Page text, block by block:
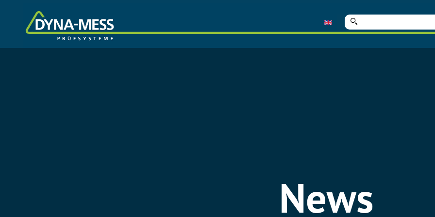
Suche
nach:
News